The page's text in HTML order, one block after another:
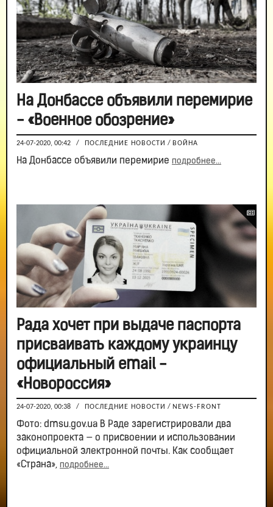
На Донбассе объявили перемирие
- «Военное обозрение»
24-07-2020, 00:42 / ПОСЛЕДНИЕ НОВОСТИ / ВОЙНА
На Донбассе объявили перемирие подробнее...
Рада хочет при выдаче паспорта
присваивать каждому украинцу
официальный email -
«Новороссия»
24-07-2020, 00:38 / ПОСЛЕДНИЕ НОВОСТИ / NEWS-FRONT
Фото: dmsu.gov.ua В Раде зарегистрировали два
законопроекта — о присвоении и использовании
официальной электронной почты. Как сообщает
«Страна», подробнее...